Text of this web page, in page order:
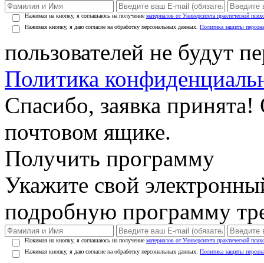
Нажимая на кнопку, я соглашаюсь на получение материалов от Университета практической
Нажимая кнопку, я даю согласие на обработку персональных данных. Политика защиты
пользователей не будут
Политика
Спасибо, заявка
почтовом ящике.
Получить программу
Укажите свой
подробную программу
Нажимая на кнопку, я соглашаюсь на получение материалов от Университета практической
Нажимая кнопку, я даю согласие на обработку персональных данных. Политика защиты